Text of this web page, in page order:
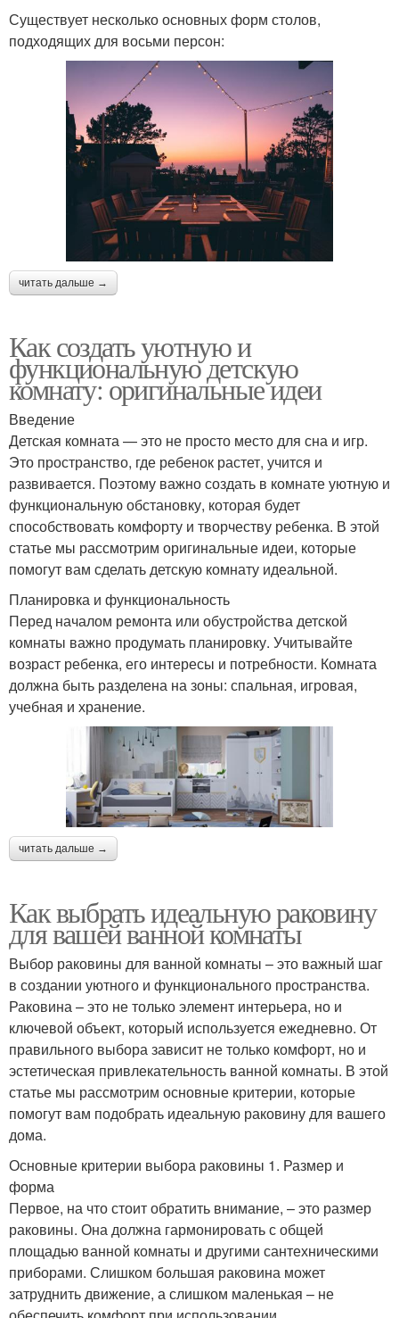
Существует несколько основных форм столов,
подходящих для восьми персон:
читать дальше →
Как создать уютную и
функциональную детскую
комнату: оригинальные идеи
Введение
Детская комната — это не просто место для сна и игр.
Это пространство, где ребенок растет, учится и
развивается. Поэтому важно создать в комнате уютную и
функциональную обстановку, которая будет
способствовать комфорту и творчеству ребенка. В этой
статье мы рассмотрим оригинальные идеи, которые
помогут вам сделать детскую комнату идеальной.
Планировка и функциональность
Перед началом ремонта или обустройства детской
комнаты важно продумать планировку. Учитывайте
возраст ребенка, его интересы и потребности. Комната
должна быть разделена на зоны: спальная, игровая,
учебная и хранение.
читать дальше →
Как выбрать идеальную раковину
для вашей ванной комнаты
Выбор раковины для ванной комнаты – это важный шаг
в создании уютного и функционального пространства.
Раковина – это не только элемент интерьера, но и
ключевой объект, который используется ежедневно. От
правильного выбора зависит не только комфорт, но и
эстетическая привлекательность ванной комнаты. В этой
статье мы рассмотрим основные критерии, которые
помогут вам подобрать идеальную раковину для вашего
дома.
Основные критерии выбора раковины 1. Размер и
форма
Первое, на что стоит обратить внимание, – это размер
раковины. Она должна гармонировать с общей
площадью ванной комнаты и другими сантехническими
приборами. Слишком большая раковина может
затруднить движение, а слишком маленькая – не